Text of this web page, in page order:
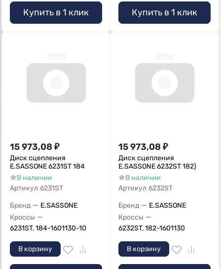
Купить в 1 клик Купить в 1 клик
15 973,08 ₽
Диск сцепления
E.SASSONE 6231ST 184
В наличии
Артикул 6231ST
Бренд — E.SASSONE
Кроссы —
6231ST, 184-1601130-10
В корзину
15 973,08 ₽
Диск сцепления
E.SASSONE 6232ST 182)
В наличии
Артикул 6232ST
Бренд — E.SASSONE
Кроссы —
6232ST, 182-1601130
В корзину